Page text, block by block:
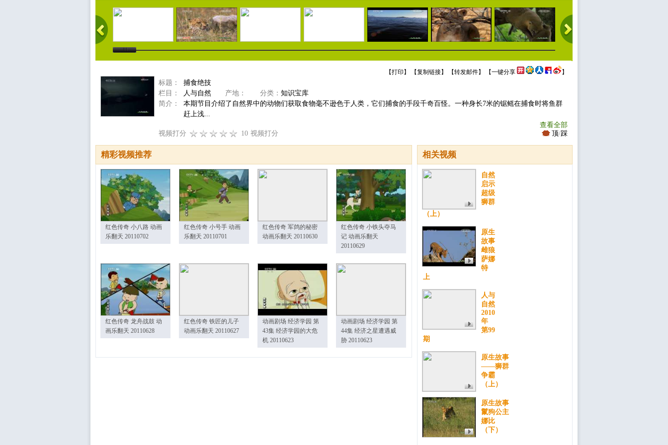
【打印 】 【复制链接】 【转发邮件】 【一键分享 】
标题：
捕食绝技
栏目：
人与自然 产地： 分类： 知识宝库
简介：
本期节目介绍了自然界中的动物们获取食物毫不逊色于人类，它们捕食的手段千奇百怪。一种身长7米的锯鳐在捕食时将鱼群
赶上浅...
查看全部
视频打分
10 视频打分 顶/踩
相关视频
自然
启示
超级
狮群
（上）
原生
故事
雌狼
萨娜
特
上
人与
自然
2010
年
第99
期
原生故事
——狮群
争霸
（上）
原生故事
鬣狗公主
娜比
（下）
精彩视频推荐
红色传奇 小八路 动画
乐翻天 20110702
红色传奇 小号手 动画
乐翻天 20110701
红色传奇 军鸽的秘密
动画乐翻天 20110630
红色传奇 小铁头夺马
记 动画乐翻天
20110629
红色传奇 龙舟战鼓 动
画乐翻天 20110628
红色传奇 铁匠的儿子
动画乐翻天 20110627
动画剧场 经济学园 第
43集 经济学园的大危
机 20110623
动画剧场 经济学园 第
44集 经济之星遭遇威
胁 20110623